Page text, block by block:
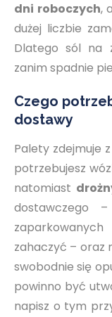
dni roboczych,
dużej liczbie
Dlatego sól na
zanim spadnie
Czego
dostawy
Palety zdejmuje
potrzebujesz
natomiast
dostawczego
zahaczyć – oraz
swobodnie się
powinno być
napisz o tym